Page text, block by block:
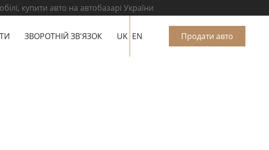
купити авто на автобазарі України
ЗВОРОТНІЙ ЗВ'ЯЗОК UK EN Продати авто